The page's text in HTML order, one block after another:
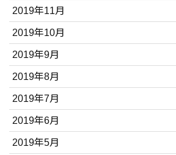
2019年11月
2019年10月
2019年9月
2019年8月
2019年7月
2019年6月
2019年5月